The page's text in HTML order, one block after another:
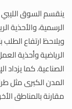
ينقسم السوق
الرسمية، والأحذية
ويلاحظ ارتفاع الطلب
الرياضية وأحذية
الصناعية. كما يزداد
المدن الكبرى مثل
مقارنة بالمناطق